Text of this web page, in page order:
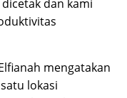
dan kami
mengatakan
lokasi